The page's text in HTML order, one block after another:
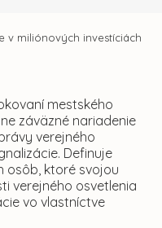
v miliónových investíciách
mestského
záväzné nariadenie
verejného
Definuje
osôb, ktoré svojou
verejného osvetlenia
vo vlastníctve